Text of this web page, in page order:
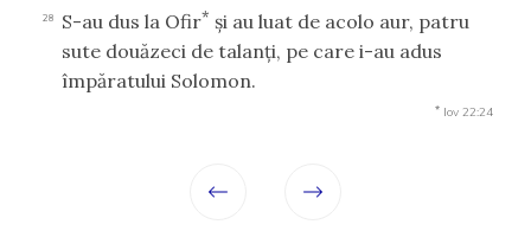
28 S-au dus la Ofir* şi au luat de acolo aur, patru
sute douăzeci de talanţi, pe care i-au adus
împăratului Solomon.
* Iov 22:24